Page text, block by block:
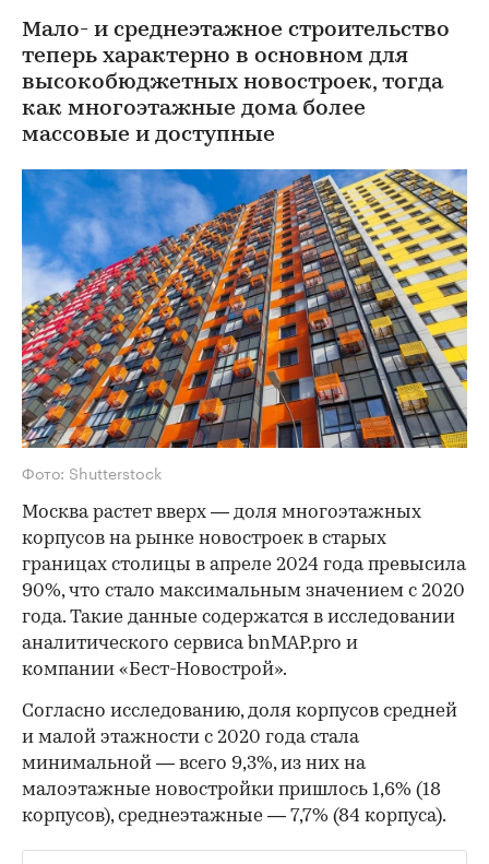
Мало- и среднеэтажное строительство
теперь характерно в основном для
высокобюджетных новостроек, тогда
как многоэтажные дома более
массовые и доступные
Фото: Shutterstock
Москва растет вверх — доля многоэтажных
корпусов на рынке новостроек в старых
границах столицы в апреле 2024 года превысила
90%, что стало максимальным значением с 2020
года. Такие данные содержатся в исследовании
аналитического сервиса bnMAP.pro и
компании «Бест-Новострой».
Согласно исследованию, доля корпусов средней
и малой этажности с 2020 года стала
минимальной — всего 9,3%, из них на
малоэтажные новостройки пришлось 1,6% (18
корпусов), среднеэтажные — 7,7% (84 корпуса).